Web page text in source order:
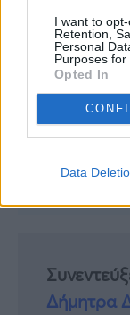
I want to
Retention,
Personal
Purposes for
Opted In
Data
Δήμητρα